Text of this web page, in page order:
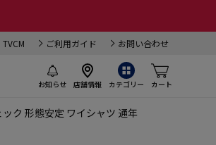
TVCM ご利用ガイド お問い合わせ
お知らせ 店舗情報 カテゴリー カート
ク 形態安定 ワイシャツ 通年